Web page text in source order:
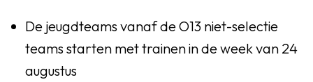
De jeugdteams vanaf de O13 niet-selectie
teams starten met trainen in de week van 24
augustus